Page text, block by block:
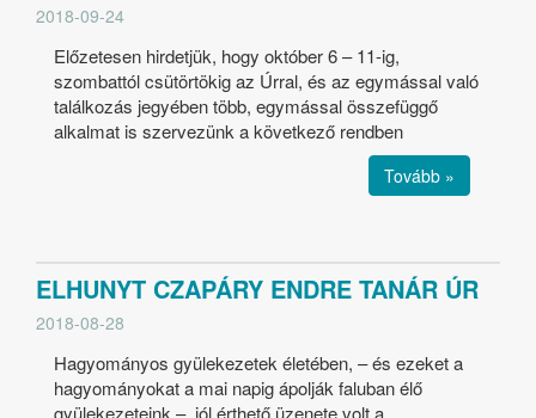
2018-09-24
Előzetesen hirdetjük, hogy október 6 – 11-ig,
szombattól csütörtökig az Úrral, és az egymással való
találkozás jegyében több, egymással összefüggő
alkalmat is szervezünk a következő rendben
Tovább »
ELHUNYT CZAPÁRY ENDRE TANÁR ÚR
2018-08-28
Hagyományos gyülekezetek életében, – és ezeket a
hagyományokat a mai napig ápolják faluban élő
gyülekezeteink –, jól érthető üzenete volt a